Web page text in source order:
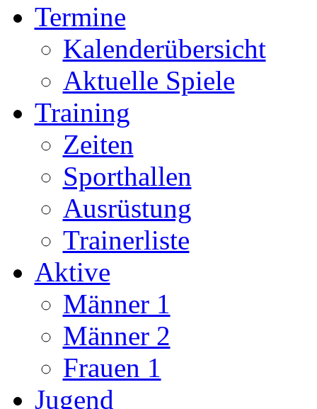
Termine
Kalenderübersicht
Aktuelle Spiele
Training
Zeiten
Sporthallen
Ausrüstung
Trainerliste
Aktive
Männer 1
Männer 2
Frauen 1
Jugend